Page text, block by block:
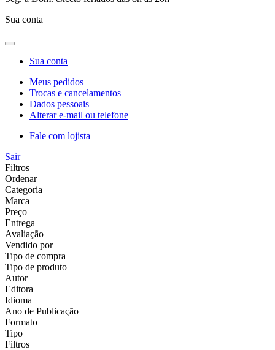
Sua conta
Sua conta
Meus pedidos
Trocas e cancelamentos
Dados pessoais
Alterar e-mail ou telefone
Fale com lojista
Sair
Filtros
Ordenar
Categoria
Marca
Preço
Entrega
Avaliação
Vendido por
Tipo de compra
Tipo de produto
Autor
Editora
Idioma
Ano de Publicação
Formato
Tipo
Filtros